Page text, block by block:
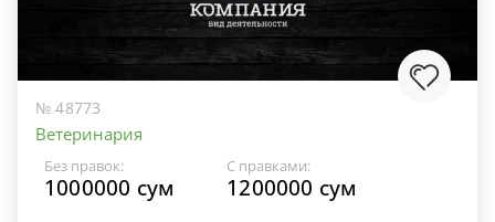
№ 48773
Ветеринария
Без правок:
1000000 сум
С правками:
1200000 сум